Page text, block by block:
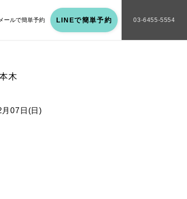
ールで簡単予約 LINEで簡単予約 03-6455-5554
木
07日(日)